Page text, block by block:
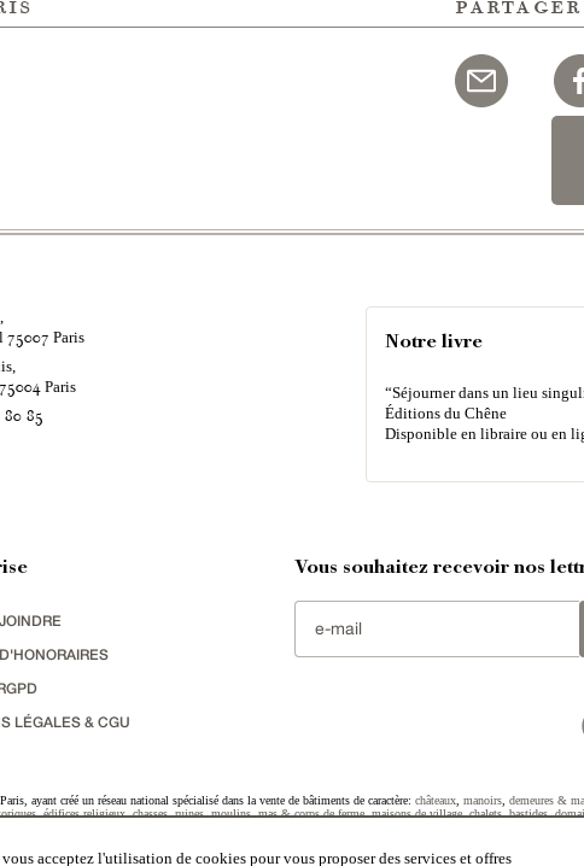
partager
75007 Paris
75004Paris
80 85
Notre livre
“Séjourner dans un lieu
Éditions du Chêne
Disponible en libraire ou en
LÉGALES & CGU
Vous souhaitez recevoir nos
ayant créé un réseau national spécialisé dans la vente de bâtiments de caractère: châteaux manoirs demeures &
,édifices religieux,chasses,ruines,moulins,mas & corps de ferme,maisons de village,chalets,bastides,
acceptez l'utilisation de cookies pour vous proposer des services et offres